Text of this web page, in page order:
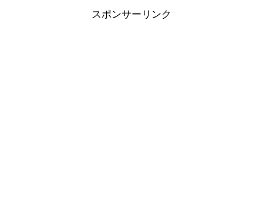
スポンサーリンク